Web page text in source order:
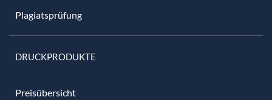
Plagiatsprüfung
DRUCKPRODUKTE
Preisübersicht